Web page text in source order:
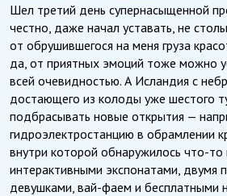
Шел третий день супернасыщенной
честно, даже начал уставать, не
от обрушившегося на меня груза
да, от приятных эмоций тоже можно
всей очевидностью. А Исландия с
достающего из колоды уже шестого
подбрасывать новые открытия —
гидроэлектростанцию в обрамлении
внутри которой обнаружилось что-то
интерактивными экспонатами, двумя
девушками, вай-фаем и бесплатными